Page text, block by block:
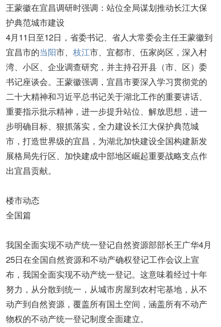
王蒙徽在宜昌调研时强调：站位全局谋划推动长江大保
护典范城市建设
4月11日至12日，省委书记、省人大常委会主任王蒙徽到
宜昌市的当阳市、 枝江市、宜都市、伍家岗区，深入村
湾、小区、企业调查研究，并主持召开县（市、区）委
书记座谈会。王蒙徽强调，宜昌市要深入学习贯彻党的
二十大精神和习近平总书记关于湖北工作的重要讲话、
重要指示批示精神，进一步提升站位、解放思想，进一
步明确目标、狠抓落实，全力建设长江大保护典范城
市，打造世界级的宜昌，为湖北加快建设全国构建新发
展格局先行区、加快建成中部地区崛起重要战略支点作
出宜昌贡献。
楼市动态
全国篇
我国全面实现不动产统一登记自然资源部部长王广华4月
25日在全国自然资源和不动产确权登记工作会议上宣
布，我国全面实现不动产统一登记。这意味着经过十年
努力，从分散到统一，从城市房屋到农村宅基地，从不
动产到自然资源，覆盖所有国土空间，涵盖所有不动产
物权的不动产统一登记制度全面建立。